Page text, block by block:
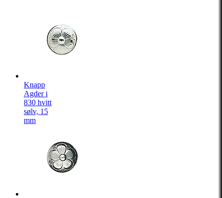
Knapp
Agder i
830 hvitt
sølv, 15
mm